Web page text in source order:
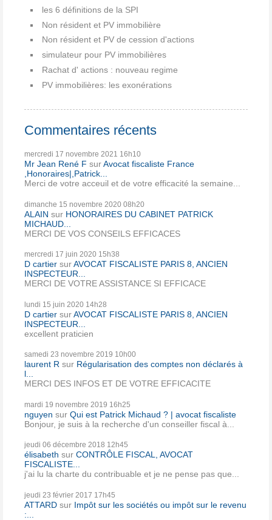
les 6 définitions de la SPI
Non résident et PV immobilière
Non résident et PV de cession d'actions
simulateur pour PV immobilières
Rachat d' actions : nouveau regime
PV immobilières: les exonérations
Commentaires récents
mercredi 17 novembre 2021 16h10
Mr Jean René F surAvocat fiscaliste France
,Honoraires|,Patrick...
Merci de votre acceuil et de votre efficacité la semaine...
dimanche 15 novembre 2020 08h20
ALAIN sur HONORAIRES DU CABINET PATRICK
MICHAUD...
MERCI DE VOS CONSEILS EFFICACES
mercredi 17 juin 2020 15h38
D cartier surAVOCAT FISCALISTE PARIS 8, ANCIEN
INSPECTEUR...
MERCI DE VOTRE ASSISTANCE SI EFFICACE
lundi 15 juin 2020 14h28
D cartier surAVOCAT FISCALISTE PARIS 8, ANCIEN
INSPECTEUR...
excellent praticien
samedi 23 novembre 2019 10h00
laurent R sur Régularisation des comptes non déclarés à
l...
MERCI DES INFOS ET DE VOTRE EFFICACITE
mardi 19 novembre 2019 16h25
nguyen sur Qui est Patrick Michaud ? | avocat fiscaliste
Bonjour, je suis à la recherche d'un conseiller fiscal à...
jeudi 06 décembre 2018 12h45
élisabeth sur CONTRÔLE FISCAL, AVOCAT
FISCALISTE...
j'ai lu la charte du contribuable et je ne pense pas que...
jeudi 23 février 2017 17h45
ATTARD sur Impôt sur les sociétés ou impôt sur le revenu
:...